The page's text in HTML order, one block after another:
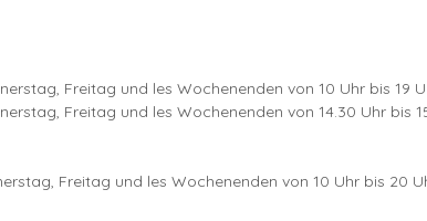
Freitag und les Wochenenden von 10 Uhr bis 19
Freitag und les Wochenenden von 14.30 Uhr bis
Freitag und les Wochenenden von 10 Uhr bis 20